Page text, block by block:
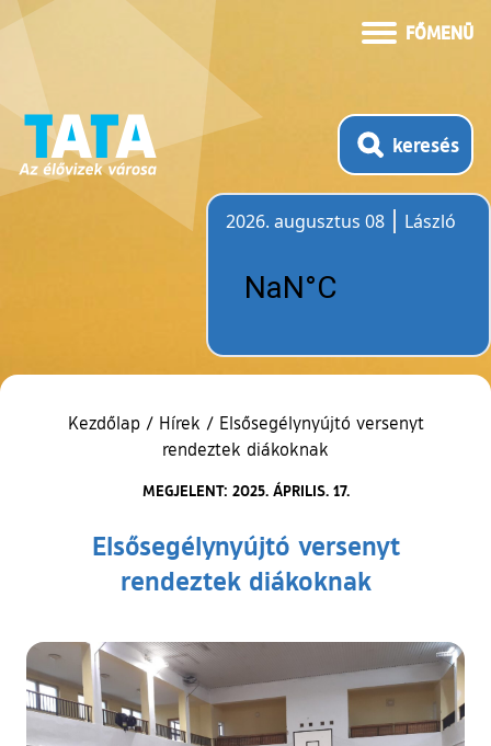
FŐMENÜ
keresés
2026. augusztus 08
László
Kezdőlap / Hírek / Elsősegélynyújtó versenyt
rendeztek diákoknak
MEGJELENT: 2025. ÁPRILIS. 17.
Elsősegélynyújtó versenyt
rendeztek diákoknak